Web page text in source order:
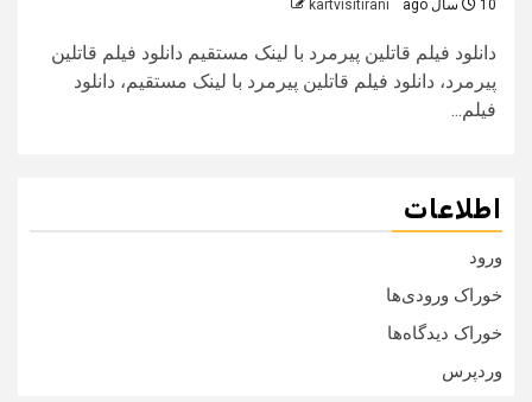
10 سال ago kartvisitirani
دانلود فیلم قاتلین پیرمرد با لینک مستقیم دانلود فیلم قاتلین
پیرمرد، دانلود فیلم قاتلین پیرمرد با لینک مستقیم، دانلود
فیلم...
اطلاعات
ورود
خوراک ورودی‌ها
خوراک دیدگاه‌ها
وردپرس